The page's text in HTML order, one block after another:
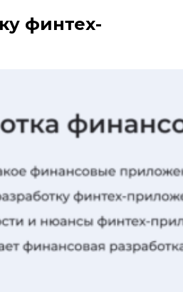
финтех-